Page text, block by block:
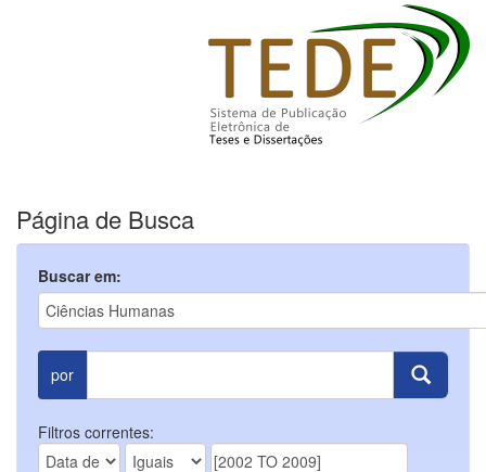
Página de Busca
Buscar em:
por
Filtros correntes: